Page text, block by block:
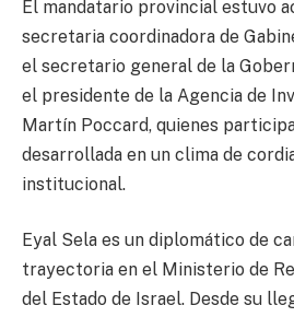
El mandatario provincial estuvo
secretaria coordinadora de
el secretario general de la
el presidente de la Agencia de
Martín Poccard, quienes
desarrollada en un clima de
institucional.
Eyal Sela es un diplomático de
trayectoria en el Ministerio de
del Estado de Israel. Desde su